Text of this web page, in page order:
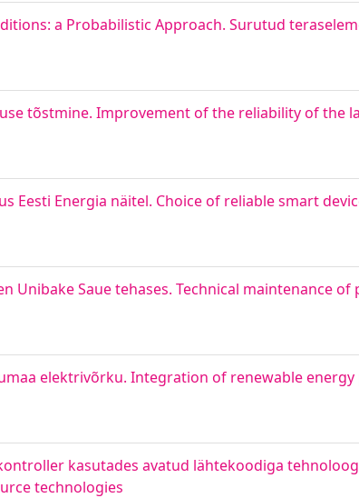
a Probabilistic Approach. Surutud
tõstmine. Improvement of the reliability of the
Eesti Energia näitel. Choice of reliable smart
Unibake Saue tehases. Technical maintenance
elektrivõrku. Integration of renewable
kasutades avatud lähtekoodiga
technologies